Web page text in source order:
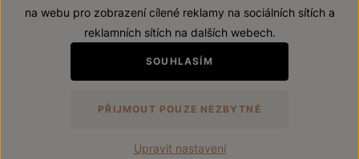
Prohlášení o přístupnosti
Zákaz prodeje alkoholických nápojů osobám mladším 18 let.
VytvořilwebProgress
na webu pro zobrazení cílené reklamy na sociálních sítích a
reklamních sítích na dalších webech.
SOUHLASÍM
PŘIJMOUT POUZE NEZBYTNÉ
Upravit nastavení